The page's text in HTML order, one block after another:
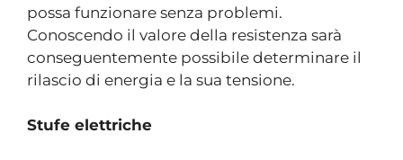
possa funzionare senza problemi.
Conoscendo il valore della resistenza sarà
conseguentemente possibile determinare il
rilascio di energia e la sua tensione.
Stufe elettriche